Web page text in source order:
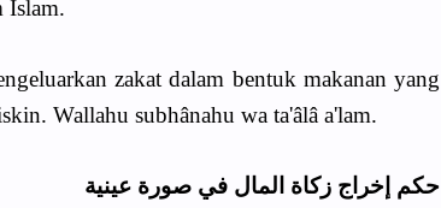
Islam.
zakat dalam bentuk makanan yang
Wallahu subhânahu wa ta'âlâ a'lam.
حكم إخراج زكاة المال في صورة عينية